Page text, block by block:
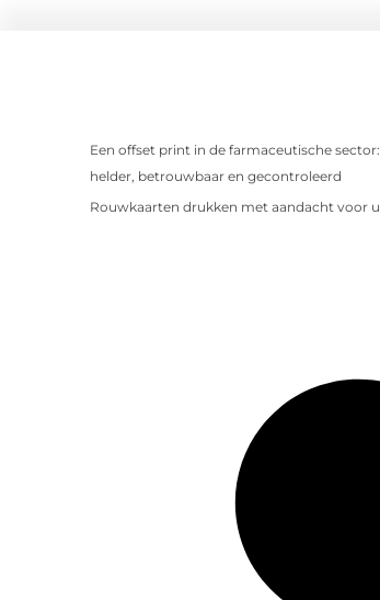
Een offset print in de farmaceutische sector:
helder, betrouwbaar en gecontroleerd
Rouwkaarten drukken met aandacht voor u